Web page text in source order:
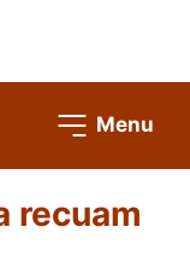
Menu
recuam